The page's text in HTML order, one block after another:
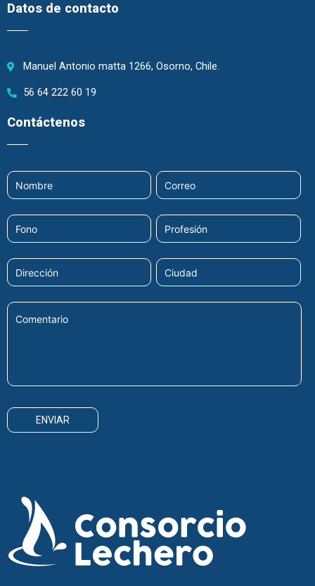
Datos de contacto
Manuel Antonio matta 1266, Osorno, Chile.
56 64 222 60 19
Contáctenos